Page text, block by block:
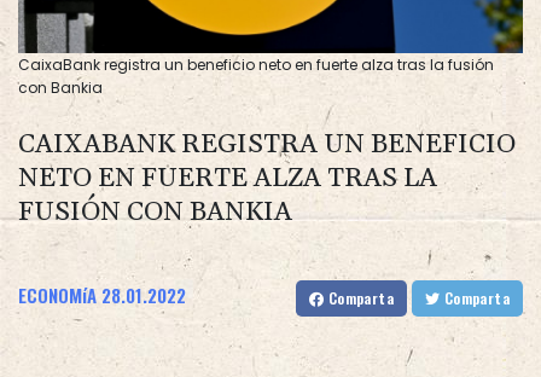
CaixaBank registra un beneficio neto en fuerte alza tras la fusión
con Bankia
CAIXABANK REGISTRA UN BENEFICIO
NETO EN FUERTE ALZA TRAS LA
FUSIÓN CON BANKIA
ECONOMíA 28.01.2022 Comparta Comparta